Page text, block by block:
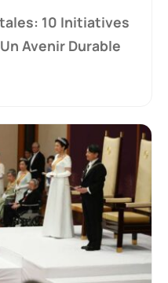
10 Initiatives
Avenir Durable